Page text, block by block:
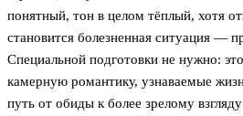
понятный, тон в целом тёплый, хотя
становится болезненная ситуация —
Специальной подготовки не нужно:
камерную романтику, узнаваемые
путь от обиды к более зрелому